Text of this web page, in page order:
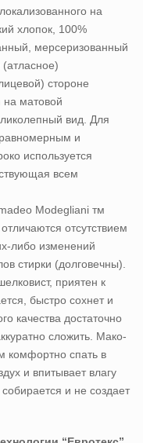
на
хлопок, 100%
мерсеризованный
стороне
на матовой
вид. Для
и
используется
всем
Modegliani тм
отсутствием
либо изменений
стирки (долговечны).
приятен к
быстро сохнет и
качества достаточно
сложить. Мако-
комфортно спать в
и впитывает влагу
и не создает